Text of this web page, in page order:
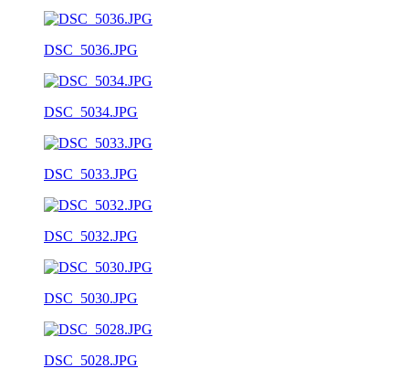
DSC_5036.JPG
DSC_5034.JPG
DSC_5033.JPG
DSC_5032.JPG
DSC_5030.JPG
DSC_5028.JPG